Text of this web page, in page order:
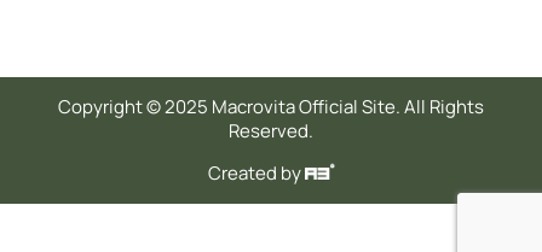
Copyright © 2025 Macrovita Official Site. All Rights
Reserved.
Created by